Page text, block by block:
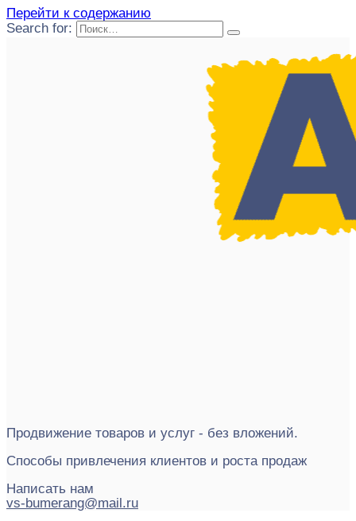
Перейти к содержанию
Search for:
Продвижение товаров и услуг - без вложений.
Способы привлечения клиентов и роста продаж
Написать нам
vs-bumerang@mail.ru